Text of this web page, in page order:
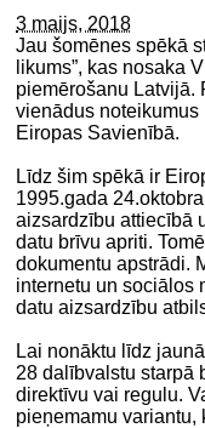
3 maijs, 2018
Jau šomēnes spēkā
likums”, kas nosaka
piemērošanu Latvijā.
vienādus
Eiropas Savienībā.
Līdz šim spēkā ir
1995.gada
aizsardzību attiecībā
datu brīvu apriti.
dokumentu apstrādi.
internetu un sociālos
datu aizsardzību
Lai nonāktu līdz
28 dalībvalstu starpā
direktīvu vai regulu.
pieņemamu variantu,